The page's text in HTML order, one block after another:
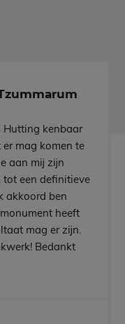
Hutting kenbaar
mag komen te
aan mij zijn
tot een definitieve
akkoord ben
heeft
mag er zijn.
Bedankt